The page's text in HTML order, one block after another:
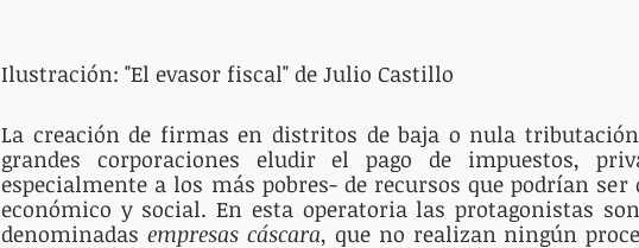
Ilustración: "El evasor fiscal" de Julio Castillo
La creación de firmas en distritos de baja o nula
grandes corporaciones eludir el pago de impuestos,
especialmente a los más pobres- de recursos que podrían
económico y social. En esta operatoria las protagonistas
denominadas empresas cáscara, que no realizan ningún